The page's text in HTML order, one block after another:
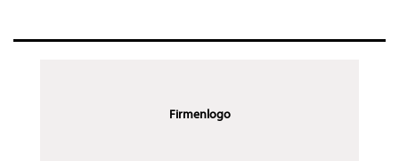
Firmenlogo